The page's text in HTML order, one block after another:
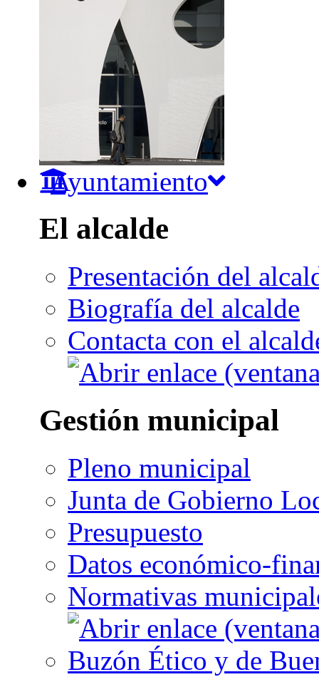
Ayuntamiento
El alcalde
Presentación del
Biografía del alcalde
Contacta con el
Gestión municipal
Pleno municipal
Junta de Gobierno
Presupuesto
Datos económico-
Normativas
Buzón Ético y de